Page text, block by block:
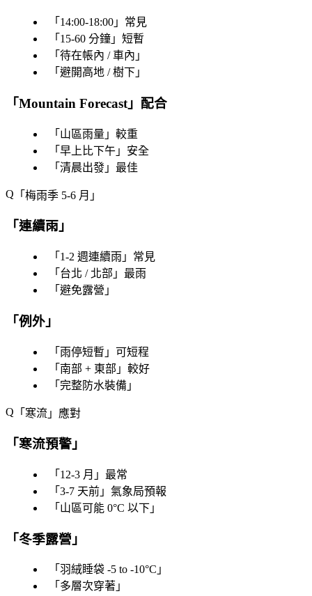
「 14:00-18:00 」常見
「 15-60 分鐘 」短暫
「 待在帳內 / 車內 」
「 避開高地 / 樹下 」
「Mountain Forecast 」配合
「 山區雨量 」較重
「 早上比下午 」安全
「 清晨出發 」最佳
「 梅雨季 5-6 月 」
「連續雨 」
「 1-2 週連續雨 」常見
「 台北 / 北部 」最雨
「 避免露營 」
「例外 」
「 雨停短暫 」可短程
「 南部 + 東部 」較好
「 完整防水裝備 」
「 寒流 」應對
「寒流預警 」
「 12-3 月 」最常
「 3-7 天前 」氣象局預報
「 山區可能 0°C 以下 」
「冬季露營 」
「 羽絨睡袋 -5 to -10°C 」
「 多層次穿著 」